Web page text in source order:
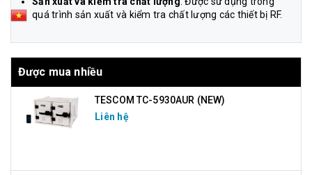
quá trình sản xuất và kiểm tra chất lượng các thiết bị RF.
Được mua nhiều
TESCOM TC-5930AUR (NEW)
Liên hệ